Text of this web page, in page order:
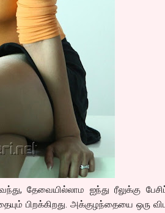
தேவையில்லாம ஐந்து ரீலுக்கு
பிறக்கிறது. அக்குழந்தையை ஒரு